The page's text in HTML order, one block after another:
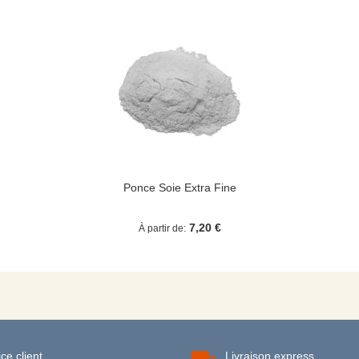
Ponce Soie Extra Fine
À partir de 7,20 €
client Livraison express